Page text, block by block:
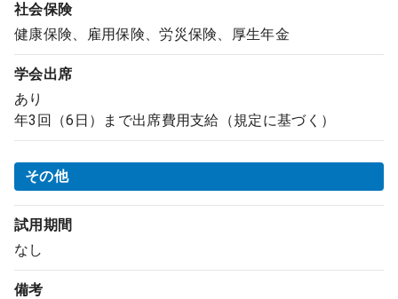
社会保険
健康保険、雇用保険、労災保険、厚生年金
学会出席
あり
年3回（6日）まで出席費用支給（規定に基づく）
その他
試用期間
なし
備考